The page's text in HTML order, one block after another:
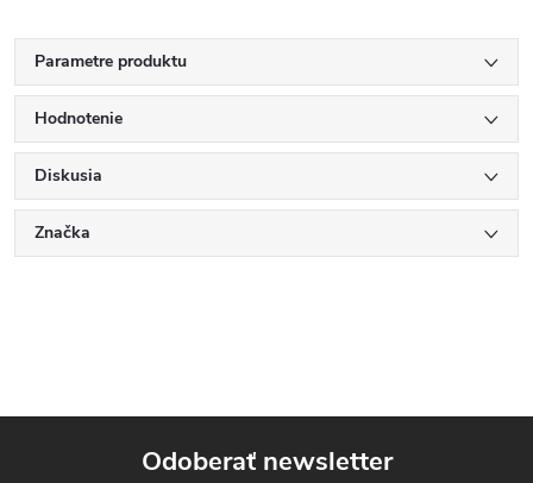
Parametre produktu
Hodnotenie
Diskusia
Značka
Odoberať newsletter